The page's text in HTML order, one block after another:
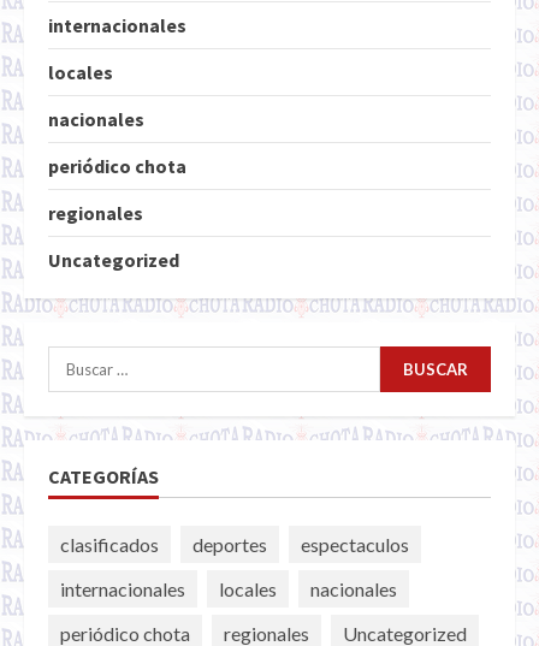
internacionales
locales
nacionales
periódico chota
regionales
Uncategorized
Buscar:
CATEGORÍAS
clasificados deportes
espectaculos
internacionales
locales
nacionales
periódico chota
regionales Uncategorized